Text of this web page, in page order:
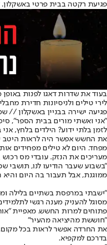
פגיעת רקטה בבית פרטי באשקלון.
לירי טילים ולניסיונות חדירת
פגיעה ישירה בבניין באשקלון //
"אני ואשתי מורים בבית הספר",
לזמן בלתי ידוע? הילדים בלחץ,
את החשש אפשר היה לראות היטב
מפחד. היום לא טילים מפחידים
מעריכים את הנזק. עובדי מס רכוש
"בשבוע שעבר הודיעו לנו, תושבי
ממוגנת, אבל תעבור בה היום והיא
"ישבתי במרפסת בשתיים בלילה
מסוגל להעניק מענה רגשי
פתוחים למרות החשש. מאפיית
"חוששת מהיציאה מהעיר"
בדרכם למקפיא.